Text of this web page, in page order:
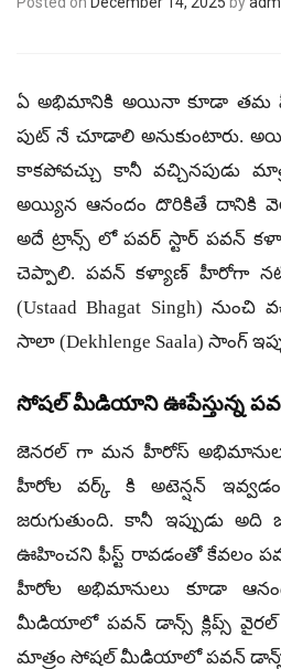
ఏ అభిమానికి అయినా కూడా తమ
పుట్ నే చూడాలి అనుకుంటారు.
కాకపోవచ్చు కానీ వచ్చినపుడు
అయ్యిన ఆనందం దొరికితే దానికి వెల
అదే ట్రాన్స్ లో పవర్ స్టార్ పవన్
చెప్పాలి. పవన్ కళ్యాణ్ హీరోగా
(Ustaad Bhagat Singh)
సాలా (Dekhlenge Saala) సాంగ్
సోషల్ మీడియాని ఊపేస్తున్న
జెనరల్ గా మన హీరోస్
హీరోల వర్క్ కి అటెన్షన్
జరుగుతుంది. కానీ ఇప్పుడు
ఊహించని ఫీస్ట్ రావడంతో కేవలం
హీరోల అభిమానులు కూడా
మీడియాలో పవన్ డాన్స్ క్లిప్స్ వైరల్
మాత్రం సోషల్ మీడియాలో పవన్ డాన్స్